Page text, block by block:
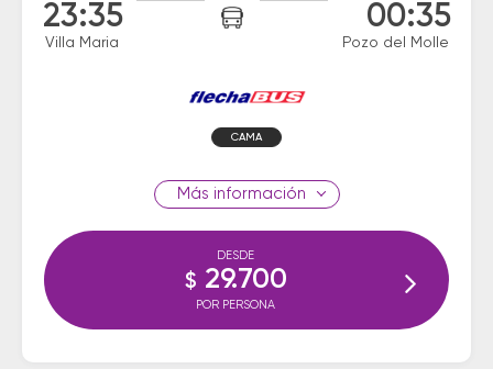
23:35
Villa Maria
00:35
Pozo del Molle
CAMA
información
DESDE
$ 29.700
POR PERSONA